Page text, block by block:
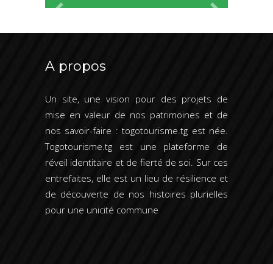
A propos
Un site, une vision pour des projets de
mise en valeur de nos patrimoines et de
nos savoir-faire : togotourisme.tg est née.
Togotourisme.tg est une plateforme de
réveil identitaire et de fierté de soi. Sur ces
entrefaites, elle est un lieu de résilience et
de découverte de nos histoires plurielles
pour une unicité commune